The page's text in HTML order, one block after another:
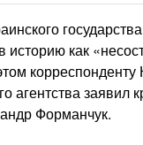
как
корреспонденту
агентства заявил
Форманчук.